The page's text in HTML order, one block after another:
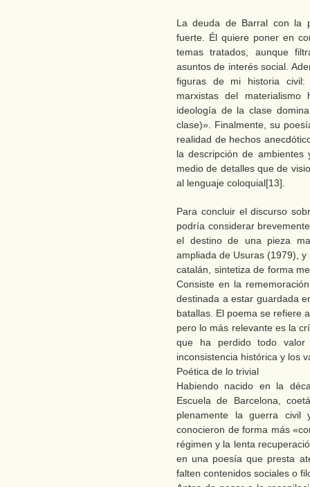
La deuda de Barral con la
fuerte. Él quiere poner en
temas tratados, aunque
asuntos de interés social.
figuras de mi historia
marxistas del
ideología de la clase
clase)». Finalmente, su
realidad de hechos
la descripción de
medio de detalles que de
al lenguaje coloquial[13].
Para concluir el discurso
podría considerar
el destino de una pieza
ampliada de Usuras (1979),
catalán, sintetiza de forma
Consiste en la
destinada a estar guardada
batallas. El poema se refiere
pero lo más relevante es la
que ha perdido todo
inconsistencia histórica y los
Poética de lo trivial
Habiendo nacido en la
Escuela de Barcelona,
plenamente la guerra civil
conocieron de forma más
régimen y la lenta
en una poesía que presta
falten contenidos sociales o